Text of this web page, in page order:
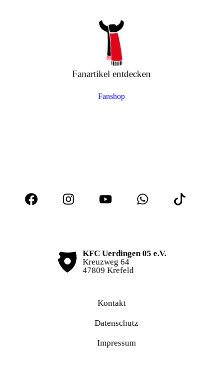
Fanartikel entdecken
Fanshop
KFC Uerdingen 05 e.V.
Kreuzweg 64
47809 Krefeld
Kontakt
Datenschutz
Impressum